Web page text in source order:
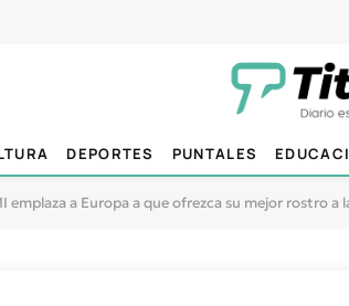
DEPORTES PUNTALES
emplaza a Europa a que ofrezca su mejor rostro a